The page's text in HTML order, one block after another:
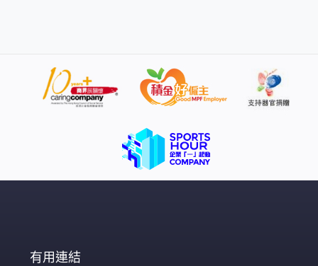
醫委會改革後，不會再發生同類的延誤情況。「現時見到
重啟後有不同結果，亦沒有當時的擔憂，會否有證據找不
到或不可信。所以回看當時，似乎大家的擔憂是過慮的、
不能說完全錯，以我理解是當時一些法律人士，在場有律
師，是他們的意見，醫委會便聽從這意見。」 對於彭鴻昌
建議，醫委會的醫生與業外委員應各佔一半。林
有用連結